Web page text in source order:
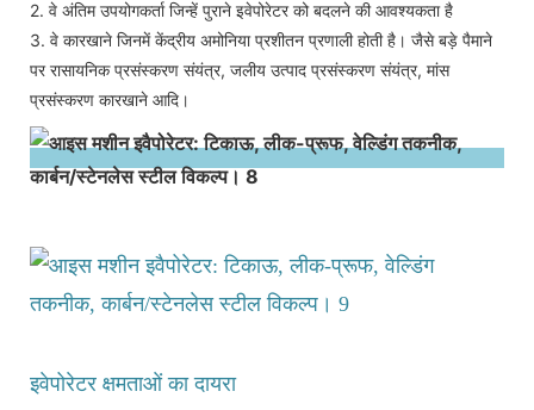
2. वे अंतिम उपयोगकर्ता जिन्हें पुराने इवेपोरेटर को बदलने की आवश्यकता है
3. वे कारखाने जिनमें केंद्रीय अमोनिया प्रशीतन प्रणाली होती है। जैसे बड़े पैमाने
पर रासायनिक प्रसंस्करण संयंत्र, जलीय उत्पाद प्रसंस्करण संयंत्र, मांस
प्रसंस्करण कारखाने आदि।
इवेपोरेटर क्षमताओं का दायरा